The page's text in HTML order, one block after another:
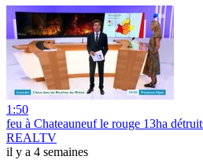
1:50
feu à Chateauneuf le rouge 13ha
REALTV
il y a 4 semaines